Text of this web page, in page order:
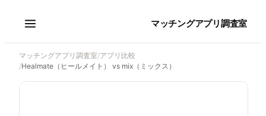
マッチングアプリ調査室
マッチングアプリ調査室/アプリ比較
/Healmate（ヒールメイト） vs mix（ミックス）